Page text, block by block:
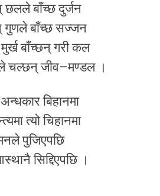
छलले बाँच्छ दुर्जन
गुणले बाँच्छ सज्जन
बाँच्छन् गरी कल
चल्छन् जीव–मण्डल ।
बिहानमा
त्यो चिहानमा
पुजिएपछि
सिद्दिएपछि ।